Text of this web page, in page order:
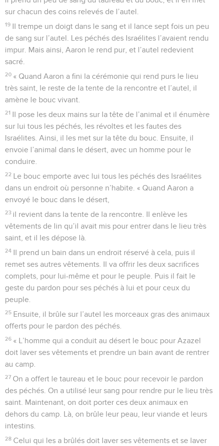
sur chacun des coins relevés de l’autel.
19 Il trempe un doigt dans le sang et il lance sept fois un peu
de sang sur l’autel. Les péchés des Israélites l’avaient rendu
impur. Mais ainsi, Aaron le rend pur, et l’autel redevient
sacré.
20 « Quand Aaron a fini la cérémonie qui rend purs le lieu
très saint, le reste de la tente de la rencontre et l’autel, il
amène le bouc vivant.
21 Il pose les deux mains sur la tête de l’animal et il énumère
sur lui tous les péchés, les révoltes et les fautes des
Israélites. Ainsi, il les met sur la tête du bouc. Ensuite, il
envoie l’animal dans le désert, avec un homme pour le
conduire.
22 Le bouc emporte avec lui tous les péchés des Israélites
dans un endroit où personne n’habite. « Quand Aaron a
envoyé le bouc dans le désert,
23 il revient dans la tente de la rencontre. Il enlève les
vêtements de lin qu’il avait mis pour entrer dans le lieu très
saint, et il les dépose là.
24 Il prend un bain dans un endroit réservé à cela, puis il
remet ses autres vêtements. Il va offrir les deux sacrifices
complets, pour lui-même et pour le peuple. Puis il fait le
geste du pardon pour ses péchés à lui et pour ceux du
peuple.
25 Ensuite, il brûle sur l’autel les morceaux gras des animaux
offerts pour le pardon des péchés.
26 « L’homme qui a conduit au désert le bouc pour Azazel
doit laver ses vêtements et prendre un bain avant de rentrer
au camp.
27 On a offert le taureau et le bouc pour recevoir le pardon
des péchés. On a utilisé leur sang pour rendre pur le lieu très
saint. Maintenant, on doit porter ces deux animaux en
dehors du camp. Là, on brûle leur peau, leur viande et leurs
intestins.
28 Celui qui les a brûlés doit laver ses vêtements et se laver